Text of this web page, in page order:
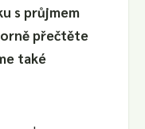
s průjmem
přečtěte
také